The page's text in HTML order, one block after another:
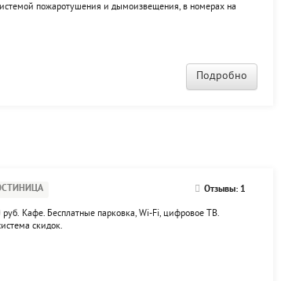
пожаротушения и дымоизвещения, в номерах на
комфорта предусмотрен двухместный "люкс -
Подробно
Отзывы: 1
Кафе. Бесплатные парковка, Wi-Fi, цифровое ТВ.
скидок.